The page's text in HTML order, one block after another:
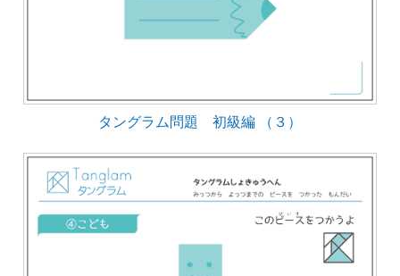
タングラム問題 初級編 （３）